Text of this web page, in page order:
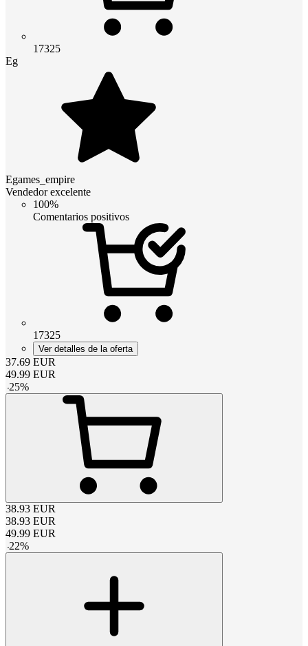
17325
Eg
Egames_empire
Vendedor excelente
100%
Comentarios positivos
17325
Ver detalles de la oferta
37.69 EUR
49.99 EUR
-25%
38.93 EUR
38.93 EUR
49.99 EUR
-22%